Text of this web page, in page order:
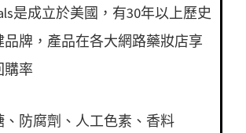
是成立於美國，有30年以上歷史
品牌，產品在各大網路藥妝店享
購率
、防腐劑、人工色素、香料